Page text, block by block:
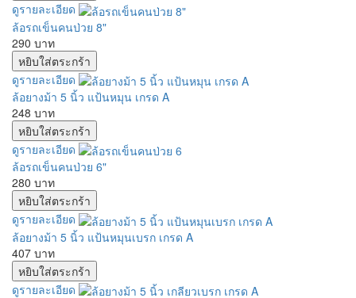
ดูรายละเอียด
ล้อรถเข็นคนป่วย 8"
290 บาท
ดูรายละเอียด
ล้อยางม้า 5 นิ้ว แป้นหมุน เกรด A
248 บาท
ดูรายละเอียด
ล้อรถเข็นคนป่วย 6"
280 บาท
ดูรายละเอียด
ล้อยางม้า 5 นิ้ว แป้นหมุนเบรก เกรด A
407 บาท
ดูรายละเอียด